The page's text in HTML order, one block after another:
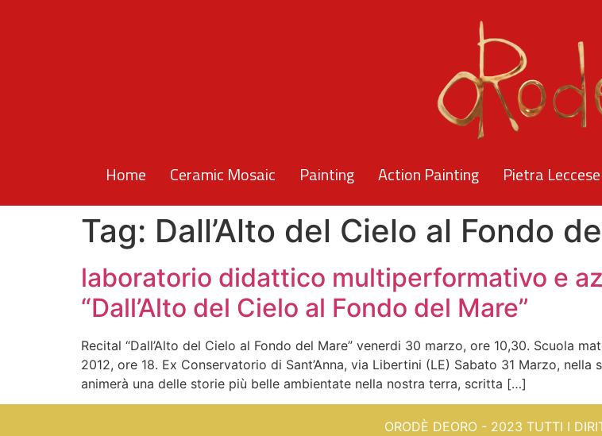
Home Ceramic Mosaic Painting Action Painting Pietra
Tag: Dall’Alto del Cielo al Fondo
laboratorio didattico multiperformativo e
“Dall’Alto del Cielo al Fondo del Mare”
Recital “Dall’Alto del Cielo al Fondo del Mare” venerdi 30 marzo, ore 10,30. Scuola
2012, ore 18. Ex Conservatorio di Sant’Anna, via Libertini (LE) Sabato 31 Marzo, nella
animerà una delle storie più belle ambientate nella nostra terra, scritta […]
ORODÈ DEORO - 2023 TUTTI I